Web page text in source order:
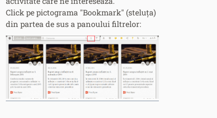
Click pe pictograma "Bookmark" (steluța)
din partea de sus a panoului filtrelor: